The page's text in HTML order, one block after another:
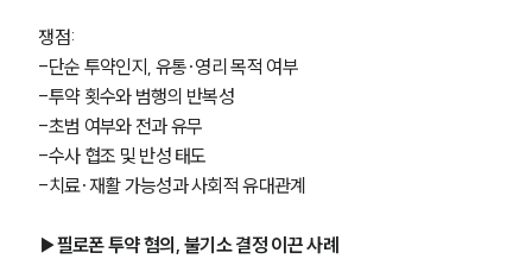
쟁점:
-단순 투약인지, 유통·영리 목적 여부
-투약 횟수와 범행의 반복성
-초범 여부와 전과 유무
-수사 협조 및 반성 태도
-치료·재활 가능성과 사회적 유대관계
▶필로폰 투약 혐의, 불기소 결정 이끈 사례